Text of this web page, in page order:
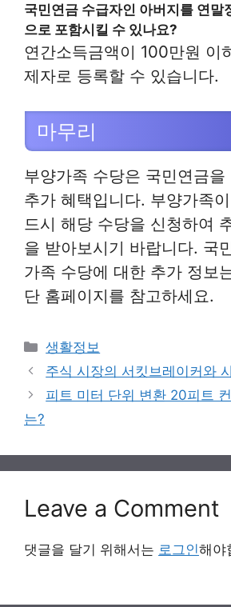
국민연금 수급자인 아버지를 연말
으로 포함시킬 수 있나요?
연간소득금액이 100만원 이
제자로 등록할 수 있습니다.
마무리
부양가족 수당은 국민연금을
추가 혜택입니다. 부양가족
드시 해당 수당을 신청하여
을 받아보시기 바랍니다. 국
가족 수당에 대한 추가 정보
단 홈페이지를 참고하세요.
Categories
생활정보
주식 시장의 서킷브레이커와
피트 미터 단위 변환 20피트
는?
Leave a Comment
댓글을 달기 위해서는 로그인해야